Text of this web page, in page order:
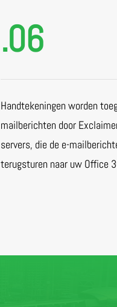
.06
Handtekeningen worden
mailberichten door
servers, die de e-
terugsturen naar uw Office